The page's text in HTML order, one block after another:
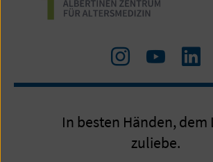
Zu
Instagram
Zum
In besten Händen, dem
zuliebe.